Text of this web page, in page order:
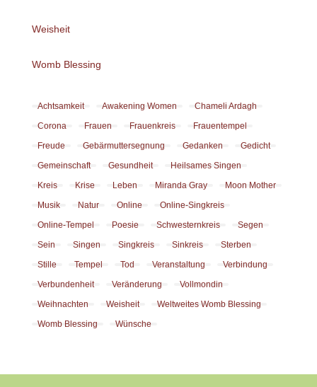
Weisheit
Womb Blessing
Achtsamkeit Awakening Women
Chameli Ardagh
Corona
Frauen Frauenkreis
Frauentempel
Freude
Gebärmuttersegnung Gedanken
Gedicht
Gemeinschaft
Gesundheit
Heilsames Singen
Kreis
Krise Leben Miranda Gray
Moon Mother
Musik
Natur Online
Online-Singkreis
Online-Tempel
Poesie Schwesternkreis
Segen
Sein
Singen Singkreis Sinkreis
Sterben
Stille
Tempel Tod Veranstaltung
Verbindung
Verbundenheit
Veränderung
Vollmondin
Weihnachten
Weisheit
Weltweites Womb Blessing
Womb Blessing
Wünsche